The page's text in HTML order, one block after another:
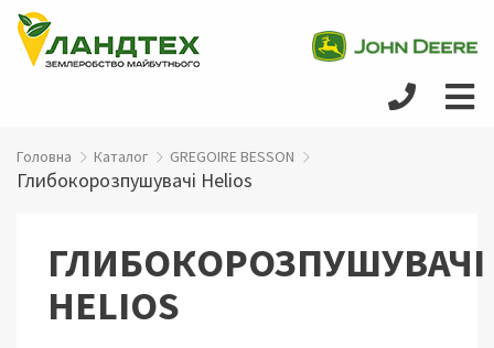
Головна Каталог GREGOIRE BESSON
Глибокорозпушувачі Helios
ГЛИБОКОРОЗПУШУВАЧІ
HELIOS